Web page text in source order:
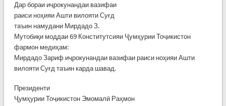
Дар бораи иҷрокунандаи вазифаи
раиси ноҳияи Ашти вилояти Суғд
таъин намудани Мирдадо З.
Мутобиқи моддаи 69 Конститутсияи Ҷумҳурии Тоҷикистон
фармон медиҳам:
Мирдадо Зариф иҷрокунандаи вазифаи раиси ноҳияи Ашти
вилояти Суғд таъин карда шавад.
Президенти
Ҷумҳурии Тоҷикистон Эмомалӣ Раҳмон